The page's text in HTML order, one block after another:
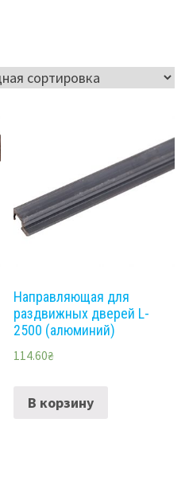
Направляющая для
раздвижных дверей L-
2500 (алюминий)
114.60₴
В корзину